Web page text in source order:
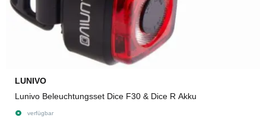
LUNIVO
Lunivo Beleuchtungsset Dice F30 & Dice R Akku
verfügbar